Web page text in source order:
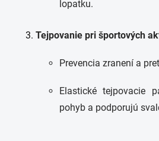
lopatku.
Tejpovanie pri športových
Prevencia zranení a
Elastické tejpovacie
pohyb a podporujú